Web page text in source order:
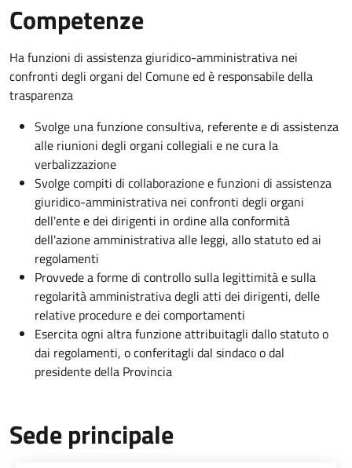
Competenze
Ha funzioni di assistenza giuridico-amministrativa nei
confronti degli organi del Comune ed è responsabile della
trasparenza
Svolge una funzione consultiva, referente e di assistenza
alle riunioni degli organi collegiali e ne cura la
verbalizzazione
Svolge compiti di collaborazione e funzioni di assistenza
giuridico-amministrativa nei confronti degli organi
dell'ente e dei dirigenti in ordine alla conformità
dell'azione amministrativa alle leggi, allo statuto ed ai
regolamenti
Provvede a forme di controllo sulla legittimità e sulla
regolarità amministrativa degli atti dei dirigenti, delle
relative procedure e dei comportamenti
Esercita ogni altra funzione attribuitagli dallo statuto o
dai regolamenti, o conferitagli dal sindaco o dal
presidente della Provincia
Sede principale